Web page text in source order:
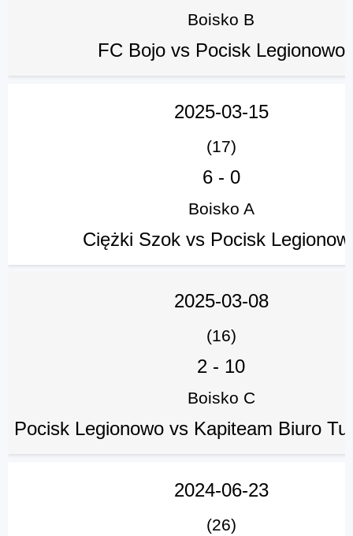
Boisko B
FC Bojo vs Pocisk Legionowo
2025-03-15
(17)
6- 0
Boisko A
Ciężki Szok vs Pocisk
2025-03-08
(16)
2 - 10
Boisko C
Pocisk Legionowo vs Kapiteam Biuro
2024-06-23
(26)